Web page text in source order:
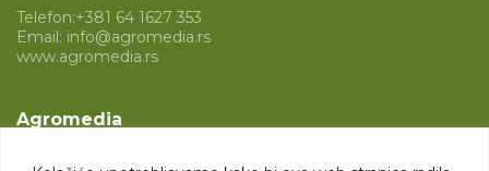
Telefon:+381 64 1627 353
Email: info@agromedia.rs
www.agromedia.rs
Agromedia